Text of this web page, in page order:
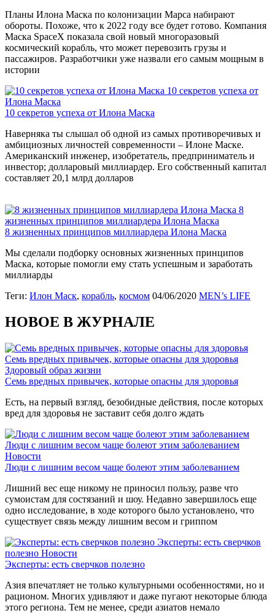
Планы Илона Маска по колонизации Марса набирают
обороты. Похоже, что к 2022 году все будет готово. Компания
Маска SpaceX показала свой новый многоразовый
космический корабль, что может перевозить грузы и
пассажиров. Разработчики уже назвали его самым мощным в
истории
10 секретов успеха от
Илона Маска
10 секретов успеха от Илона Маска
Наверняка ты слышал об одной из самых противоречивых и
амбициозных личностей современности – Илоне Маске.
Американский инженер, изобретатель, предприниматель и
инвестор; долларовый миллиардер. Его собственный капитал
составляет 20,1 млрд долларов
8
жизненных принципов миллиардера Илона Маска
8 жизненных принципов миллиардера Илона Маска
Мы сделали подборку основных жизненных принципов
Маска, которые помогли ему стать успешным и заработать
миллиарды
Теги: Илон Маск, корабль, космом 04/06/2020 MEN’s LIFE
НОВОЕ В ЖУРНАЛЕ
Семь вредных привычек, которые опасны для здоровья
Здоровый образ жизни
Семь вредных привычек, которые опасны для здоровья
Есть, на первый взгляд, безобидные действия, после которых
вред для здоровья не заставит себя долго ждать
Люди с лишним весом чаще болеют этим заболеванием
Новости
Люди с лишним весом чаще болеют этим заболеванием
Лишний вес еще никому не приносил пользу, разве что
сумоистам для состязаний и шоу. Недавно завершилось еще
одно исследование, в ходе которого было установлено, что
существует связь между лишним весом и гриппом
Эксперты: есть сверчков
полезно Новости
Эксперты: есть сверчков полезно
Азия впечатляет не только культурными особенностями, но и
рационом. Многих удивляют и даже пугают некоторые блюда
этого региона. Тем не менее, среди азиатов немало